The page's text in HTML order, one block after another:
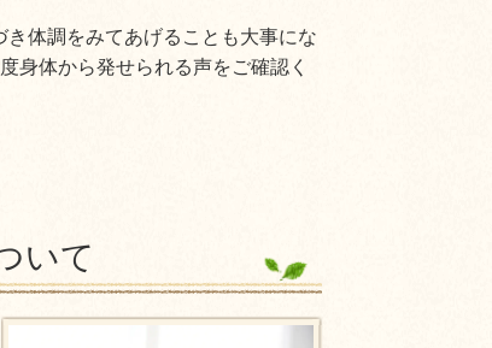
体調をみてあげることも大事にな
身体から発せられる声をご確認く
いて